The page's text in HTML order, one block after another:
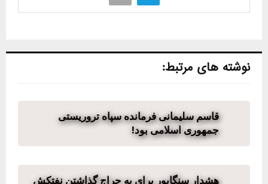
نوشته های مرتبط:
قاسم سلیمانی فرمانده سپاه تروریستی
جمهوری اسلامی بود!
هشدار سنگاپور برای به حراج گذاشتن نفتکش